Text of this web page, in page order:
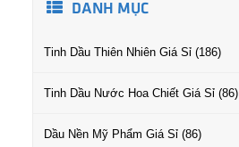
DANH MỤC
Tinh Dầu Thiên Nhiên Giá Sỉ (186)
Tinh Dầu Nước Hoa Chiết Giá Sỉ (86)
Dầu Nền Mỹ Phẩm Giá Sỉ (86)